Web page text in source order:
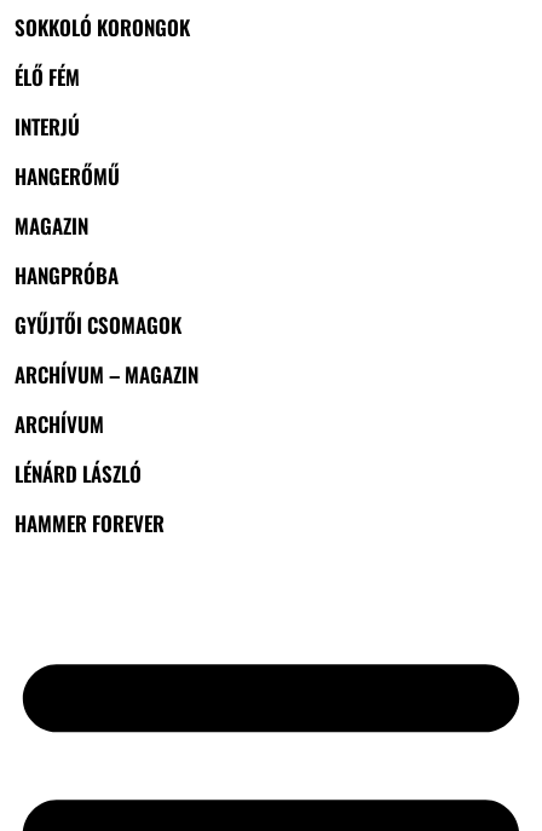
SOKKOLÓ KORONGOK
ÉLŐ FÉM
INTERJÚ
HANGERŐMŰ
MAGAZIN
HANGPRÓBA
GYŰJTŐI CSOMAGOK
ARCHÍVUM – MAGAZIN
ARCHÍVUM
LÉNÁRD LÁSZLÓ
HAMMER FOREVER